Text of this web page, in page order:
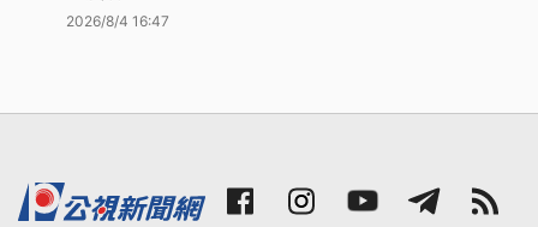
2026/8/4 16:47